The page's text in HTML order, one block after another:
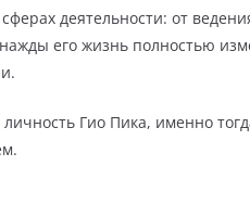
деятельности: от
его жизнь полностью
Гио Пика, именно